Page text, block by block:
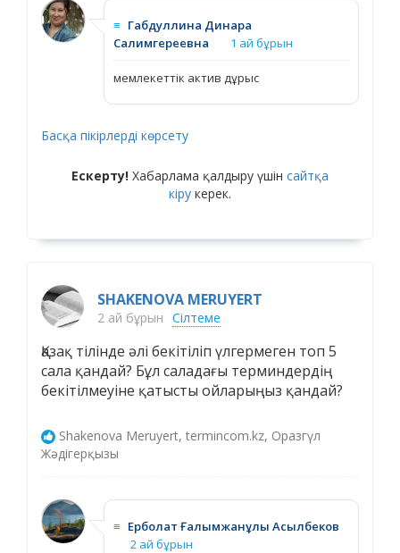
≡ Габдуллина Динара
Салимгереевна
1 ай бұрын
мемлекеттік актив дұрыс
Басқа пікірлерді көрсету
Ескерту! Хабарлама қалдыру үшін сайтқа
кіру керек.
SHAKENOVA MERUYERT
2 ай бұрын Сілтеме
Қазақ тілінде әлі бекітіліп үлгермеген топ 5
сала қандай? Бұл саладағы терминдердің
бекітілмеуіне қатысты ойларыңыз қандай?
Shakenova Meruyert, termincom.kz, Оразгүл
Жәдігерқызы
≡ Ерболат Ғалымжанұлы Асылбеков
2 ай бұрын